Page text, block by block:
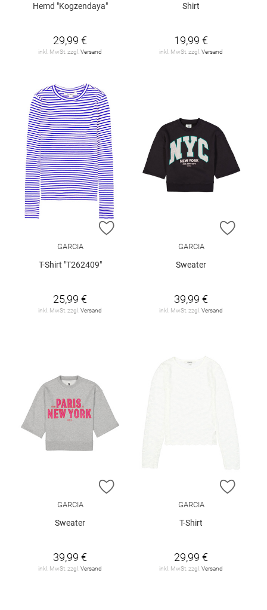
Hemd "Kogzendaya"
29,99 €
inkl. MwSt. zzgl. Versand
Shirt
19,99 €
inkl. MwSt. zzgl. Versand
ZUR WUNSCHLISTE HINZUFÜGEN
GARCIA
T-Shirt "T262409"
25,99 €
inkl. MwSt. zzgl. Versand
ZUR
GARCIA
Sweater
39,99 €
inkl. MwSt. zzgl. Versand
ZUR WUNSCHLISTE HINZUFÜGEN
GARCIA
Sweater
39,99 €
inkl. MwSt. zzgl.Versand
ZUR
GARCIA
T-Shirt
29,99 €
inkl. MwSt. zzgl.Versand